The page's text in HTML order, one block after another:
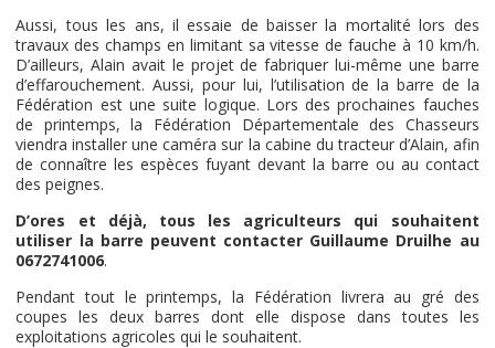
Aussi, tous les ans, il essaie de baisser la mortalité lors des
travaux des champs en limitant sa vitesse de fauche à 10 km/h.
D’ailleurs, Alain avait le projet de fabriquer lui-même une barre
d’effarouchement. Aussi, pour lui, l’utilisation de la barre de la
Fédération est une suite logique. Lors des prochaines fauches
de printemps, la Fédération Départementale des Chasseurs
viendra installer une caméra sur la cabine du tracteur d’Alain, afin
de connaître les espèces fuyant devant la barre ou au contact
des peignes.
D’ores et déjà, tous les agriculteurs qui souhaitent
utiliser la barre peuvent contacter Guillaume Druilhe au
0672741006.
Pendant tout le printemps, la Fédération livrera au gré des
coupes les deux barres dont elle dispose dans toutes les
exploitations agricoles qui le souhaitent.